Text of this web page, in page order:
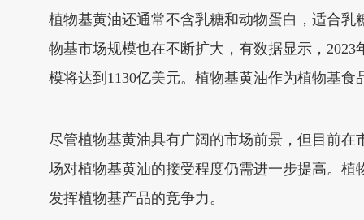
植物基黄油还通常不含乳糖和动物蛋白，适合
物基市场规模也在不断扩大，有数据显示，
模将达到1130亿美元。植物基黄油作为植物基
尽管植物基黄油具有广阔的市场前景，但目前
场对植物基黄油的接受程度仍需进一步提高。
发挥植物基产品的竞争力。